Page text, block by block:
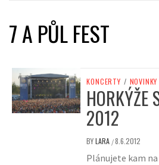
7 A PŮL FEST
KONCERTY / NOVINKY
HORKÝŽE
2012
BYLARA /8.6.2012
Plánujete kam